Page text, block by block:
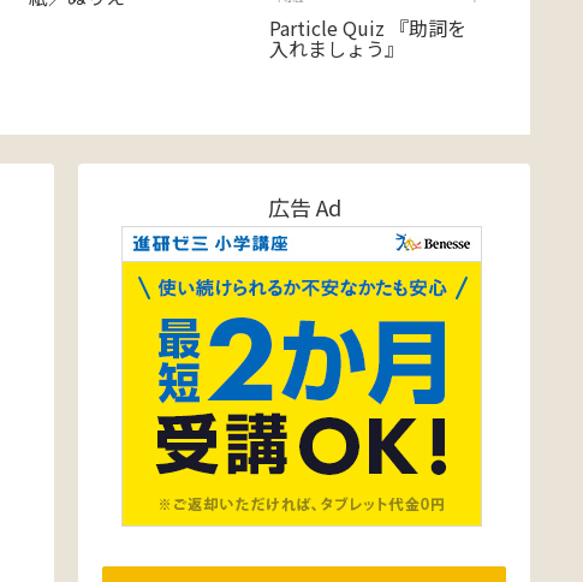
Particle Quiz 『助詞を
入れましょう』
広告 Ad